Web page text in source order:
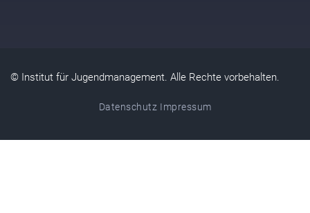
© Institut für Jugendmanagement. Alle Rechte vorbehalten.
Datenschutz Impressum